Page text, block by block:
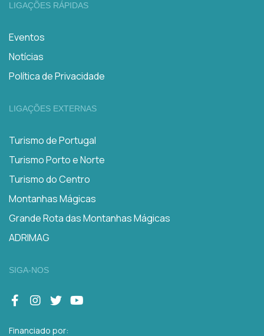
LIGAÇÕES RÁPIDAS
Eventos
Notícias
Política de Privacidade
LIGAÇÕES EXTERNAS
Turismo de Portugal
Turismo Porto e Norte
Turismo do Centro
Montanhas Mágicas
Grande Rota das Montanhas Mágicas
ADRIMAG
SIGA-NOS
Financiado por: